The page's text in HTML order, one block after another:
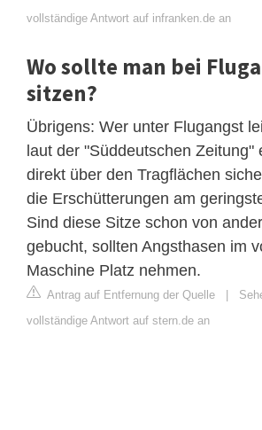
vollständige Antwort auf infranken.de an
Wo sollte man bei
sitzen?
Übrigens: Wer unter Flugangst
laut der "Süddeutschen Zeitung"
direkt über den Tragflächen
die Erschütterungen am
Sind diese Sitze schon von
gebucht, sollten Angsthasen im
Maschine Platz nehmen.
Antrag auf Entfernung der Quelle |
vollständige Antwort auf stern.de an